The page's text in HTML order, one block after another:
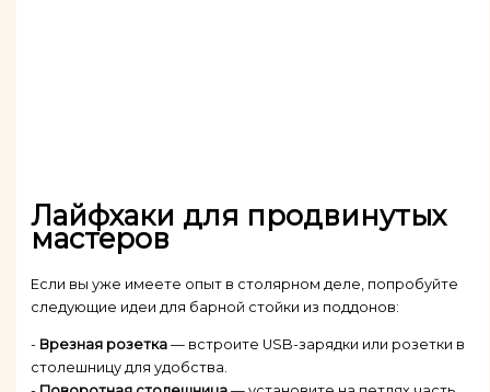
Лайфхаки для продвинутых
мастеров
Если вы уже имеете опыт в столярном деле, попробуйте
следующие идеи для барной стойки из поддонов:
- Врезная розетка— встроите USB-зарядки или розетки в
столешницу для удобства.